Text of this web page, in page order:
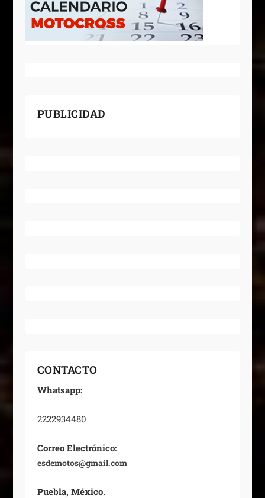
PUBLICIDAD
CONTACTO
Whatsapp:
2222934480
Correo Electrónico:
esdemotos@gmail.com
Puebla, México.